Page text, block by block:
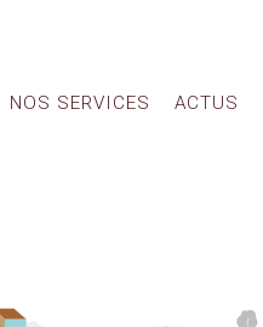
NOS SERVICES ACTUS